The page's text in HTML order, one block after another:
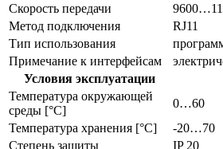
Скорость передачи
Метод подключения
RJ11
Тип использования
Примечание к интерфейсам
Условия эксплуатации
Температура окружающей
среды [°C]
0…60
Температура хранения [°C]
-20…70
Степень защиты
IP 20